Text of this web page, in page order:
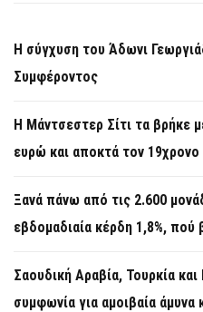
Η σύγχυση του Άδωνι
Συμφέροντος
Η Μάντσεστερ Σίτι τα βρήκε
ευρώ και αποκτά τον
Ξανά πάνω από τις 2.600
εβδομαδιαία κέρδη 1,8%, πού
Σαουδική Αραβία, Τουρκία
συμφωνία για αμοιβαία